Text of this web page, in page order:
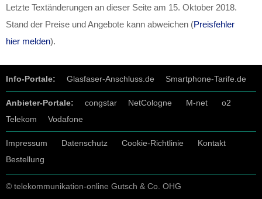
Letzte Textänderungen an dieser Seite am 15. Oktober 2018.
Stand der Preise und Angebote kann abweichen (Preisfehler
hier melden).
Info-Portale: Glasfaser-Anschluss.de Smartphone-Tarife.de
Anbieter-Portale: congstar NetCologne M-net
o2
Telekom
Vodafone
Impressum Datenschutz Cookie-Richtlinie
Kontakt
Bestellung
© telekommunikation-online Gutsch & Co. OHG